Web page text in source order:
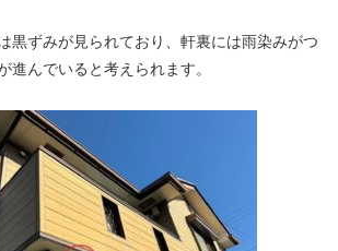
黒ずみが見られており、軒裏には雨染みがつ
進んでいると考えられます。